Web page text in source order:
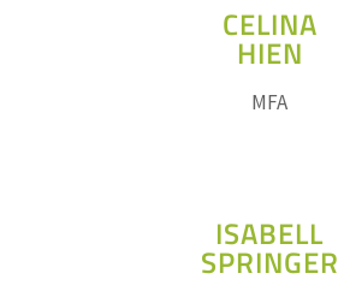
CELINA
HIEN
MFA
ISABELL
SPRINGER